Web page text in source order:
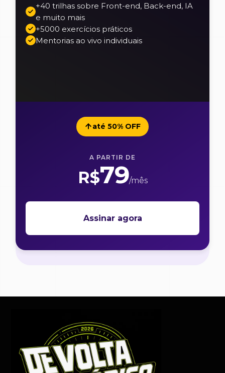
+40 trilhas sobre Front-end, Back-end, IA
e muito mais
+5000 exercícios práticos
Mentorias ao vivo individuais
até 50% OFF
A PARTIR DE
R$79/mês
Assinar agora